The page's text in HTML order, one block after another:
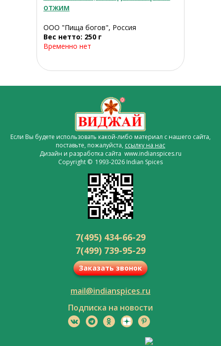
отжим
ООО "Пища богов", Россия
Вес нетто: 250 г
Временно нет
Если Вы будете использовать какой-либо материал с нашего сайта,
поставьте, пожалуйста, ссылку на нас
Дизайн и разработка сайта www.indianspices.ru
Copyright © 1993-2026 Indian Spices
7(495) 434-66-29
7(499) 739-95-29
Заказать звонок
mail@indianspices.ru
Подписка на новости